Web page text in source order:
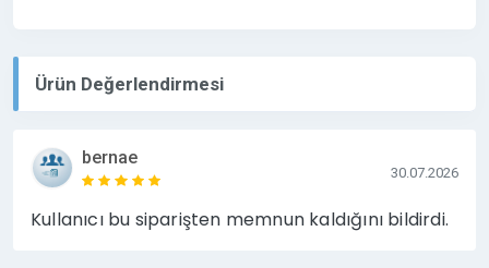
Ürün Değerlendirmesi
bernae
30.07.2026
Kullanıcı bu siparişten memnun kaldığını bildirdi.